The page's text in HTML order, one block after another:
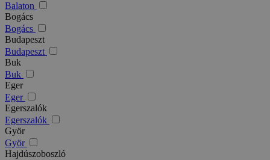
Balaton
Bogács
Bogács
Budapeszt
Budapeszt
Buk
Buk
Eger
Eger
Egerszalók
Egerszalók
Györ
Györ
Hajdúszoboszló